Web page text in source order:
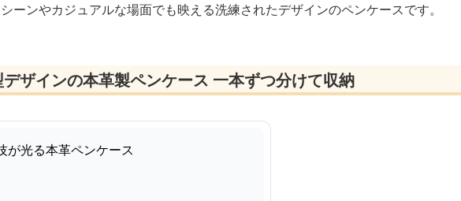
ーンやカジュアルな場面でも映える洗練されたデザインのペンケースです。
ザインの本革製ペンケース 一本ずつ分けて収納